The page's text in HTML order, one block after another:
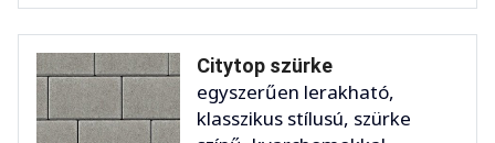
Citytop szürke
egyszerűen lerakható,
klasszikus stílusú, szürke